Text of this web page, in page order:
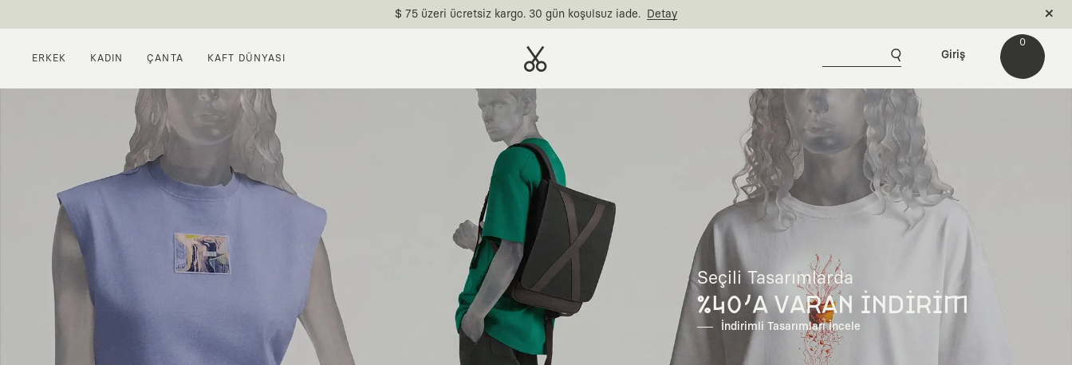
$ 75 üzeri ücretsiz kargo. 30 gün koşulsuz iade. Detay
ERKEK KADIN ÇANTA KAFT DÜNYASI
0
Giriş
Seçili Tasarımlarda
%40'A VARAN İNDİRİM
İndirimli Tasarımları İncele